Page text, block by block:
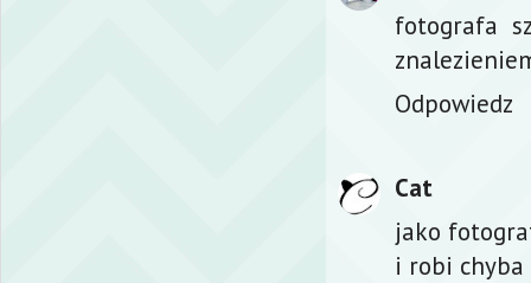
fotografa
Odpowiedz
Cat
jako
i robi chyba